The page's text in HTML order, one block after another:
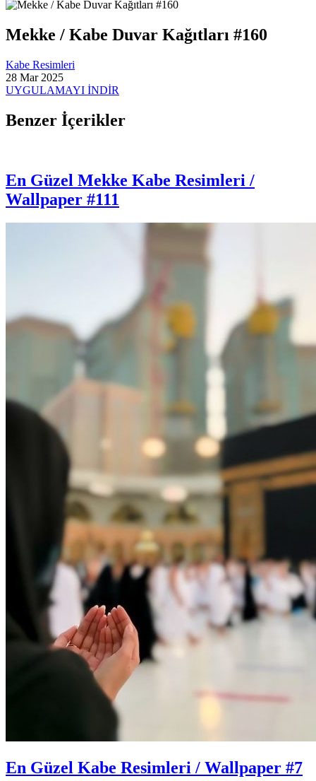
Mekke / Kabe Duvar Kağıtları #160
Kabe Resimleri
28 Mar 2025
UYGULAMAYI İNDİR
Benzer İçerikler
En Güzel Mekke Kabe Resimleri /
Wallpaper #111
En Güzel Kabe Resimleri / Wallpaper #7